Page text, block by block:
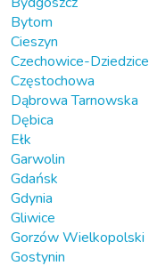
Bytom
Cieszyn
Czechowice-Dziedzice
Częstochowa
Dąbrowa Tarnowska
Dębica
Ełk
Garwolin
Gdańsk
Gdynia
Gliwice
Gorzów Wielkopolski
Gostynin